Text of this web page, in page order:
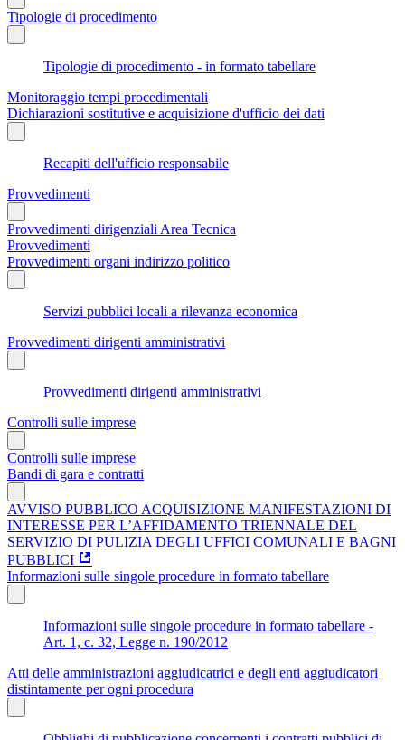
Tipologie di procedimento
Tipologie di procedimento - in formato tabellare
Monitoraggio tempi procedimentali
Dichiarazioni sostitutive e acquisizione d'ufficio dei dati
Recapiti dell'ufficio responsabile
Provvedimenti
Provvedimenti dirigenziali Area Tecnica
Provvedimenti
Provvedimenti organi indirizzo politico
Servizi pubblici locali a rilevanza economica
Provvedimenti dirigenti amministrativi
Provvedimenti dirigenti amministrativi
Controlli sulle imprese
Controlli sulle imprese
Bandi di gara e contratti
AVVISO PUBBLICO ACQUISIZIONE MANIFESTAZIONI DI
INTERESSE PER L’AFFIDAMENTO TRIENNALE DEL
SERVIZIO DI PULIZIA DEGLI UFFICI COMUNALI E BAGNI
PUBBLICI
Informazioni sulle singole procedure in formato tabellare
Informazioni sulle singole procedure in formato tabellare -
Art. 1, c. 32, Legge n. 190/2012
Atti delle amministrazioni aggiudicatrici e degli enti aggiudicatori
distintamente per ogni procedura